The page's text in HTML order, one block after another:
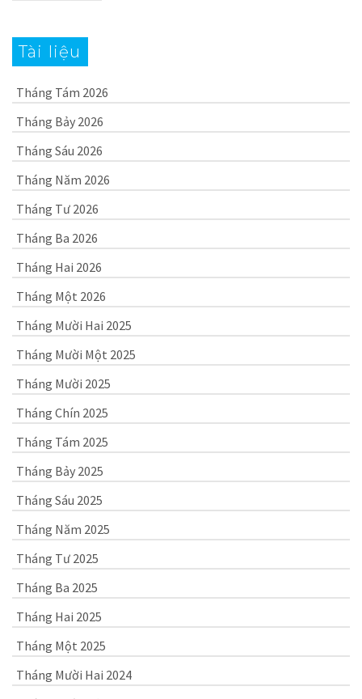
Tài liệu
Tháng Tám 2026
Tháng Bảy 2026
Tháng Sáu 2026
Tháng Năm 2026
Tháng Tư 2026
Tháng Ba 2026
Tháng Hai 2026
Tháng Một 2026
Tháng Mười Hai 2025
Tháng Mười Một 2025
Tháng Mười 2025
Tháng Chín 2025
Tháng Tám 2025
Tháng Bảy 2025
Tháng Sáu 2025
Tháng Năm 2025
Tháng Tư 2025
Tháng Ba 2025
Tháng Hai 2025
Tháng Một 2025
Tháng Mười Hai 2024